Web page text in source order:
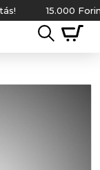
15.000 Forint